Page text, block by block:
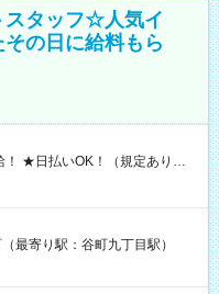
スタッフ☆人気イ
の日に給料もら
後はコンビニATMから 日払
最寄り駅：谷町九丁目駅）